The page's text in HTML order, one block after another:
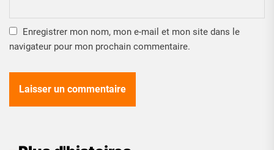
Enregistrer mon nom, mon e-mail et mon site dans le
navigateur pour mon prochain commentaire.